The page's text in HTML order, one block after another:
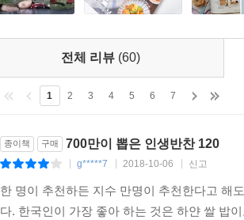
전체 리뷰 (60)
1 2 3 4 5 6 7
종이책 구매 700만이 뽑은 인생반찬 120
g*****7 2018-10-06 신고
한 명이 추천하든 지수 만명이 추천한다고 해
다. 한국인이 가장 좋아 하는 것은 하얀 쌀 밥